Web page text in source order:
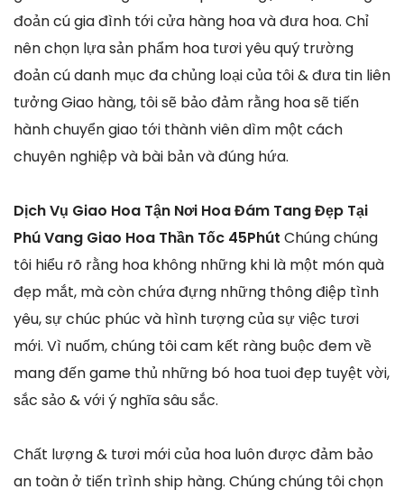
đoản cú gia đình tới cửa hàng hoa và đưa hoa. Chỉ
nên chọn lựa sản phẩm hoa tươi yêu quý trường
đoản cú danh mục đa chủng loại của tôi & đưa tin liên
tưởng Giao hàng, tôi sẽ bảo đảm rằng hoa sẽ tiến
hành chuyển giao tới thành viên dìm một cách
chuyên nghiệp và bài bản và đúng hứa.
Dịch Vụ Giao Hoa Tận Nơi Hoa Đám Tang Đẹp Tại
Phú Vang Giao Hoa Thần Tốc 45Phút Chúng chúng
tôi hiểu rõ rằng hoa không những khi là một món quà
đẹp mắt, mà còn chứa đựng những thông điệp tình
yêu, sự chúc phúc và hình tượng của sự việc tươi
mới. Vì nuốm, chúng tôi cam kết ràng buộc đem về
mang đến game thủ những bó hoa tuoi đẹp tuyệt vời,
sắc sảo & với ý nghĩa sâu sắc.
Chất lượng & tươi mới của hoa luôn được đảm bảo
an toàn ở tiến trình ship hàng. Chúng chúng tôi chọn